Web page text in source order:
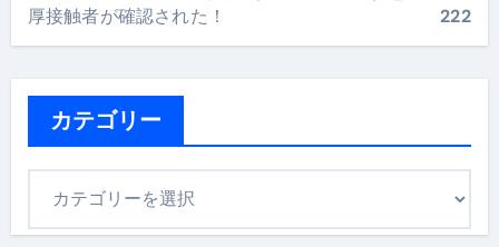
厚接触者が確認された！
222
カテゴリー